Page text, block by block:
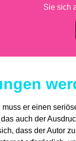
Sie sich
er einen
auch der
dass der Autor